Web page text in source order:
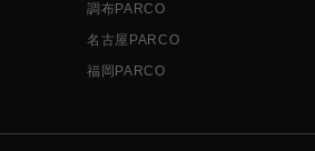
調布PARCO
名古屋PARCO
福岡PARCO